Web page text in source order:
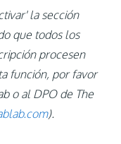
la sección
que todos los
procesen
función, por favor
o al DPO de The
).